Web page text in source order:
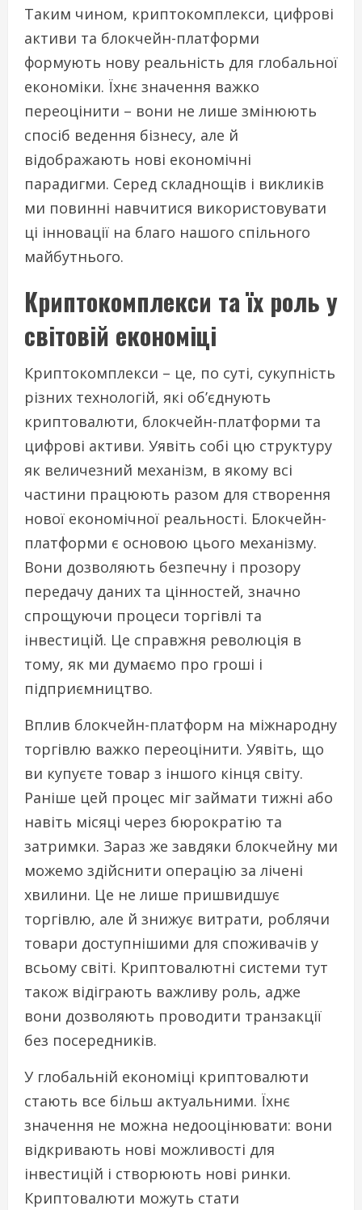
Таким чином, криптокомплекси, цифрові
активи та блокчейн-платформи
формують нову реальність для глобальної
економіки. Їхнє значення важко
переоцінити – вони не лише змінюють
спосіб ведення бізнесу, але й
відображають нові економічні
парадигми. Серед складнощів і викликів
ми повинні навчитися використовувати
ці інновації на благо нашого спільного
майбутнього.
Криптокомплекси та їх роль у
світовій економіці
Криптокомплекси – це, по суті, сукупність
різних технологій, які об’єднують
криптовалюти, блокчейн-платформи та
цифрові активи. Уявіть собі цю структуру
як величезний механізм, в якому всі
частини працюють разом для створення
нової економічної реальності. Блокчейн-
платформи є основою цього механізму.
Вони дозволяють безпечну і прозору
передачу даних та цінностей, значно
спрощуючи процеси торгівлі та
інвестицій. Це справжня революція в
тому, як ми думаємо про гроші і
підприємництво.
Вплив блокчейн-платформ на міжнародну
торгівлю важко переоцінити. Уявіть, що
ви купуєте товар з іншого кінця світу.
Раніше цей процес міг займати тижні або
навіть місяці через бюрократію та
затримки. Зараз же завдяки блокчейну ми
можемо здійснити операцію за лічені
хвилини. Це не лише пришвидшує
торгівлю, але й знижує витрати, роблячи
товари доступнішими для споживачів у
всьому світі. Криптовалютні системи тут
також відіграють важливу роль, адже
вони дозволяють проводити транзакції
без посередників.
У глобальній економіці криптовалюти
стають все більш актуальними. Їхнє
значення не можна недооцінювати: вони
відкривають нові можливості для
інвестицій і створюють нові ринки.
Криптовалюти можуть стати